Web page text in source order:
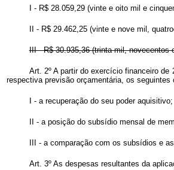
I - R$ 28.059,29 (vinte e oito mil e
II - R$ 29.462,25 (vinte e nove mil,
III - R$ 30.935,36 (trinta mil, novecentos
Art. 2º A partir do exercício financeiro
respectiva previsão orçamentária, os seguintes
I - a recuperação do seu poder aquisitivo;
II - a posição do subsídio mensal de
III - a comparação com os subsídios e
Art. 3º As despesas resultantes da